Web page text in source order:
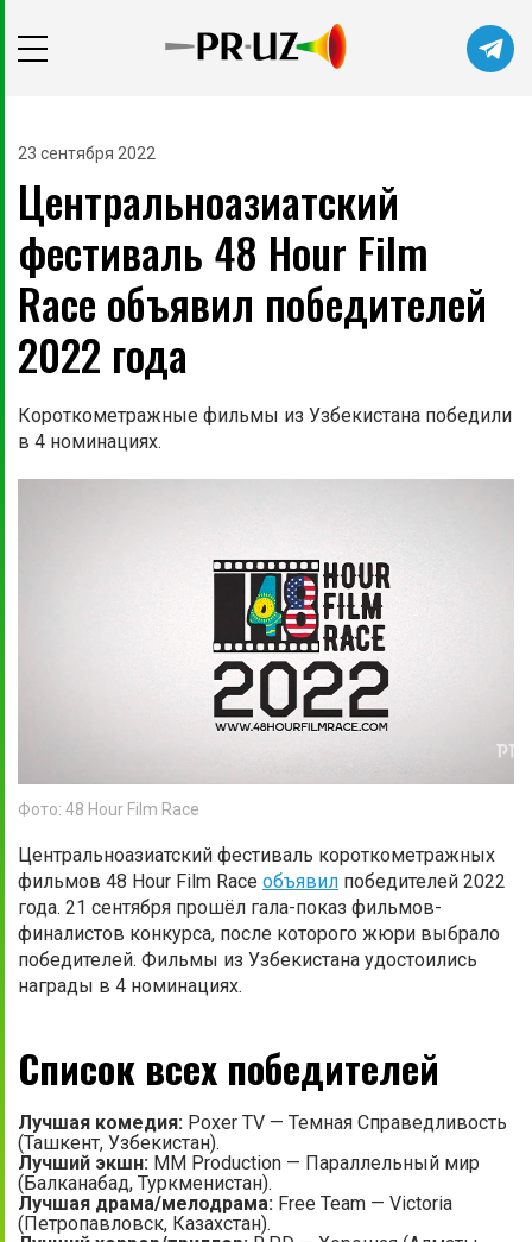
23 сентября 2022
Центральноазиатский
фестиваль 48 Hour Film
Race объявил победителей
2022 года
Короткометражные фильмы из Узбекистана победили
в 4 номинациях.
Фото: 48 Hour Film Race
Центральноазиатский фестиваль короткометражных
фильмов 48 Hour Film Race объявил победителей 2022
года. 21 сентября прошёл гала-показ фильмов-
финалистов конкурса, после которого жюри выбрало
победителей. Фильмы из Узбекистана удостоились
награды в 4 номинациях.
Список всех победителей
Лучшая комедия: Poxer TV — Темная Справедливость
(Ташкент, Узбекистан).
Лучший экшн: MM Production — Параллельный мир
(Балканабад, Туркменистан).
Лучшая драма/мелодрама: Free Team — Victoria
(Петропавловск, Казахстан).